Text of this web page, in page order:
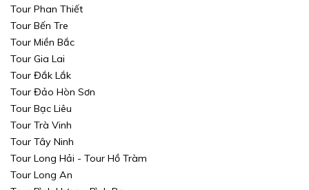
Tour Phan Thiết
Tour Bến Tre
Tour Miền Bắc
Tour Gia Lai
Tour Đắk Lắk
Tour Đảo Hòn Sơn
Tour Bạc Liêu
Tour Trà Vinh
Tour Tây Ninh
Tour Long Hải - Tour Hồ Tràm
Tour Long An